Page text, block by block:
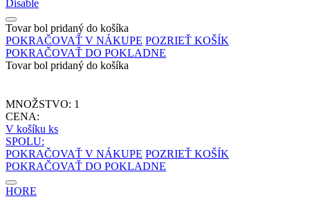
Disable
Tovar bol pridaný do košíka
POKRAČOVAŤ V NÁKUPE POZRIEŤ KOŠÍK
POKRAČOVAŤ DO POKLADNE
Tovar bol pridaný do košíka
MNOŽSTVO: 1
CENA:
V košíku ks
SPOLU:
POKRAČOVAŤ V NÁKUPE POZRIEŤ KOŠÍK
POKRAČOVAŤ DO POKLADNE
HORE